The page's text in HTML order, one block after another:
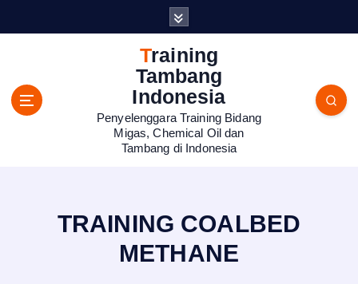
Training
Tambang
Indonesia
Penyelenggara Training Bidang
Migas, Chemical Oil dan
Tambang di Indonesia
TRAINING COALBED
METHANE